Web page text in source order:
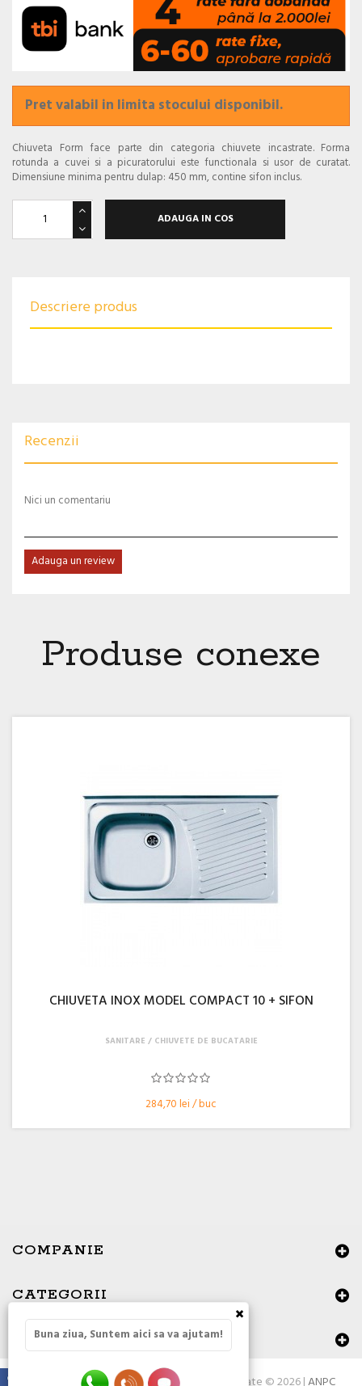
Pret valabil in limita stocului disponibil.
Chiuveta Form face parte din categoria chiuvete incastrate. Forma
rotunda a cuvei si a picuratorului este functionala si usor de curatat.
Dimensiune minima pentru dulap: 450 mm, contine sifon inclus.
ADAUGA IN COS
Descriere produs
Recenzii
Nici un comentariu
Adauga un review
Produse conexe
CHIUVETA INOX MODEL COMPACT 10 + SIFON
284,70 lei / buc
SANITARE CHIUVETE DE BUCATARIE
COMPANIE
CATEGORII
DATE DE CONTACT
Toate drepturile rezervate © 2026 |ANPC
×
Buna ziua, Suntem aici sa va ajutam!